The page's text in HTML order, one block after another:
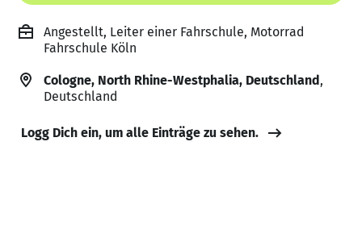
Angestellt, Leiter einer Fahrschule, Motorrad
Fahrschule Köln
Cologne, North Rhine-Westphalia, Deutschland,
Deutschland
Logg Dich ein, um alle Einträge zu sehen.